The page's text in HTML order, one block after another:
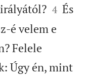

4 És
é velem e
Felele
Úgy én, mint